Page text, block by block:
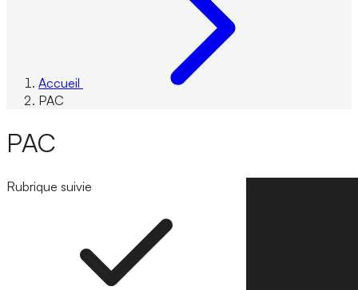
Accueil
PAC
PAC
Rubrique suivie